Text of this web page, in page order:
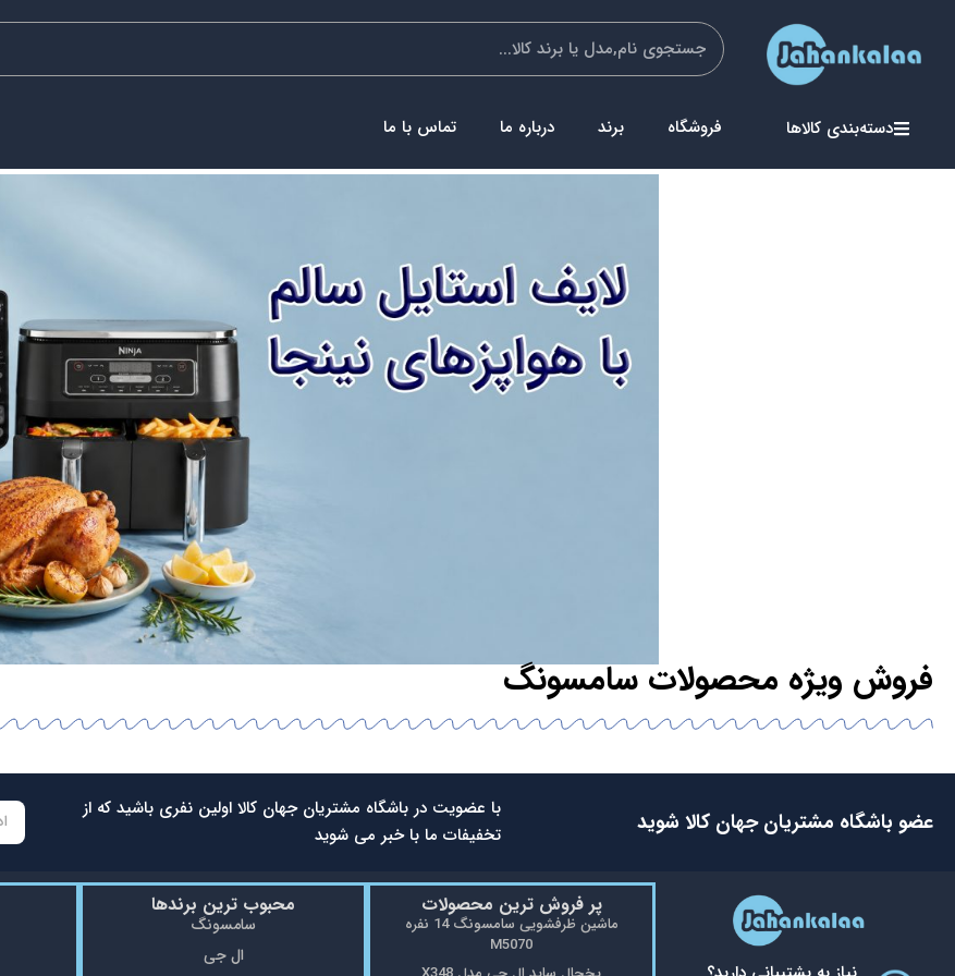
دسته‌بندی کالاها فروشگاه برند درباره ما تماس با ما
فروش ویژه محصولات سامسونگ
عضو باشگاه مشتریان جهان کالا شوید
با عضویت در باشگاه مشتریان جهان کالا اولین نفری باشید که از
تخفیفات ما با خبر می شوید
پر فروش ترین محصولات
ماشین ظرفشویی سامسونگ 14 نفره
M5070
محبوب ترین برندها
سامسونگ
ال جی